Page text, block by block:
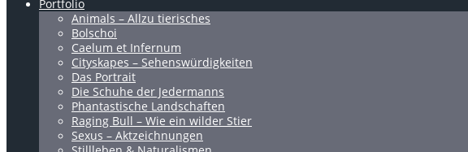
Portfolio
Animals – Allzu tierisches
Bolschoi
Caelum et Infernum
Cityskapes – Sehenswürdigkeiten
Das Portrait
Die Schuhe der Jedermanns
Phantastische Landschaften
Raging Bull – Wie ein wilder Stier
Sexus – Aktzeichnungen